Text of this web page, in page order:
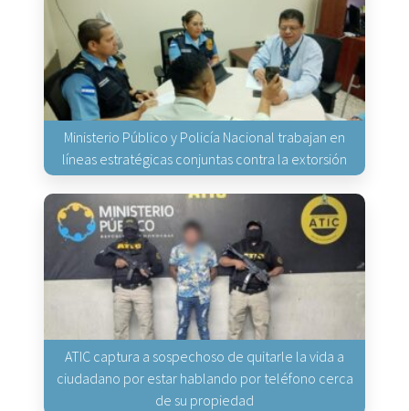
Ministerio Público y Policía Nacional trabajan en
líneas estratégicas conjuntas contra la extorsión
ATIC captura a sospechoso de quitarle la vida a
ciudadano por estar hablando por teléfono cerca
de su propiedad